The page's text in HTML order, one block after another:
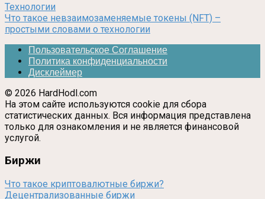
Технологии
Что такое невзаимозаменяемые токены (NFT) –
простыми словами о технологии
Пользовательское Соглашение
Политика конфиденциальности
Дисклеймер
© 2026 HardHodl.com
На этом сайте используются cookie для сбора
статистических данных. Вся информация представлена
только для ознакомления и не является финансовой
услугой.
Биржи
Что такое криптовалютные биржи?
Децентрализованные биржи